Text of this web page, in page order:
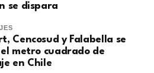
se dispara
Cencosud y Falabella se
metro cuadrado de
en Chile